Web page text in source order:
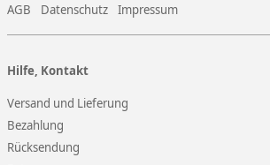
AGB Datenschutz Impressum
Hilfe, Kontakt
Versand und Lieferung
Bezahlung
Rücksendung